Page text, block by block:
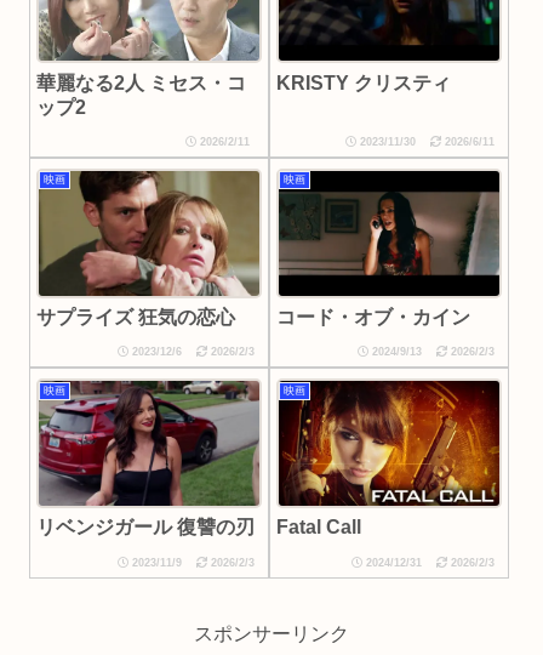
華麗なる2人 ミセス・コ
ップ2
2026/2/11
KRISTY クリスティ
2023/11/30 2026/6/11
映画
サプライズ 狂気の恋心
2023/12/6 2026/2/3
映画
コード・オブ・カイン
2024/9/13 2026/2/3
映画
リベンジガール 復讐の刃
2023/11/9 2026/2/3
映画
Fatal Call
2024/12/31 2026/2/3
スポンサーリンク